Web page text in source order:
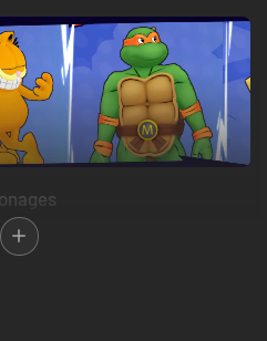
personages uit
Last Airbender, Teenage Mutant